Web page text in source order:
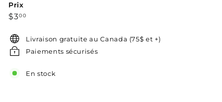
Prix
Prix
$300
Livraison gratuite au Canada (75$ et +)
Paiements sécurisés
En stock